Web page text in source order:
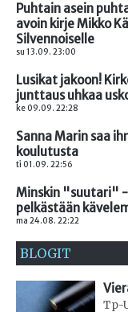
Puhtain asein
avoin kirje Mikko
Silvennoiselle
su 13.09. 23:00
Lusikat jakoon!
junttaus uhkaa
ke 09.09. 22:28
Sanna Marin saa
koulutusta
ti 01.09. 22:56
Minskin "suutari" -
pelkästään
ma 24.08. 22:22
BLOGIT
Tp-